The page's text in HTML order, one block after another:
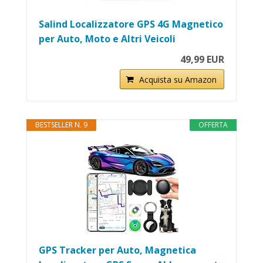
Salind Localizzatore GPS 4G Magnetico
per Auto, Moto e Altri Veicoli
49,99 EUR
Acquista su Amazon
OFFERTA
BESTSELLER N. 9
GPS Tracker per Auto, Magnetica